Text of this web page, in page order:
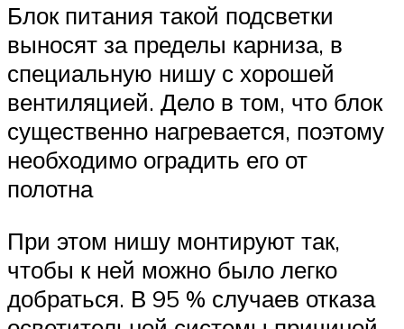
Блок питания такой подсветки
выносят за пределы карниза, в
специальную нишу с хорошей
вентиляцией. Дело в том, что блок
существенно нагревается, поэтому
необходимо оградить его от
полотна
При этом нишу монтируют так,
чтобы к ней можно было легко
добраться. В 95 % случаев отказа